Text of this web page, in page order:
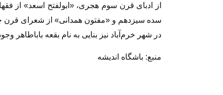
از ادبای قرن سوم هجری، «ابولفتح اسعد» از
سده سیزدهم و «مفتون همدانی» از شعرای قرن
در شهر خرم‌آباد نیز بنایی به نام بقعه باباطاهر
منبع: باشگاه اندیشه